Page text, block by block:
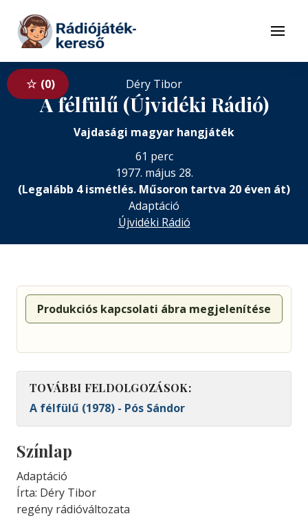
Tovább a tartalomhoz
Menü
0 Déry Tibor
A félfülű (Újvidéki Rádió)
Vajdasági magyar hangjáték
61 perc
1977. május 28.
(Legalább 4 ismétlés. Műsoron tartva 20 éven át)
Adaptáció
Újvidéki Rádió
Produkciós kapcsolati ábra megjelenítése
TOVÁBBI FELDOLGOZÁSOK:
A félfülű (1978) - Pós Sándor
Színlap
Adaptáció
Írta: Déry Tibor
regény rádióváltozata